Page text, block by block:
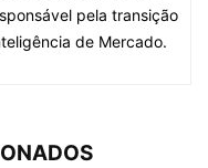
pela transição
de Mercado.